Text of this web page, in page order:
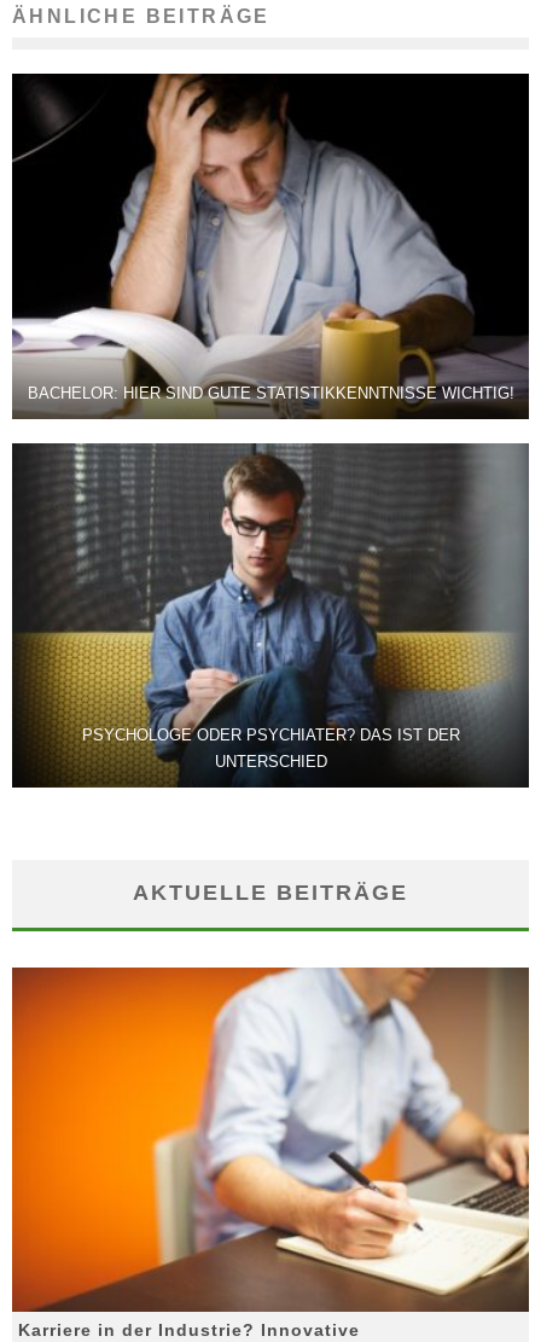
ÄHNLICHE BEITRÄGE
BACHELOR: HIER SIND GUTE STATISTIKKENNTNISSE WICHTIG!
PSYCHOLOGE ODER PSYCHIATER? DAS IST DER
UNTERSCHIED
AKTUELLE BEITRÄGE
Karriere in der Industrie? Innovative